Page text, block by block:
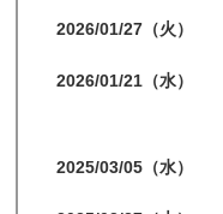
2026/01/27（火）
2026/01/21（水）
2025/03/05（水）